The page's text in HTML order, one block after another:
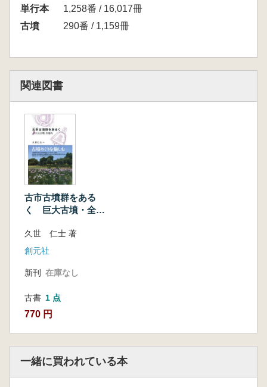
◆第1章 古市古墳群をあるく
1 古市古墳群とは
2 国府台地の主要古墳をめぐる
6 津堂城山古墳から黒姫山古墳へ
1 石川流域の前期古墳
2 玉手山古墳群
3 松岳山古墳群
4 玉手山古墳群・松岳山古墳群とヤマト王権
◆第3章 河内平野の開発と渡来人
1 古市古墳群周辺の遺跡
2 河内湖沿岸の遺跡
◆第4章 巨大古墳と陪塚
1 古市古墳群の陪塚
3 陪塚の成り立ちと変遷
4 陪塚は従者の墓か
◆第5章 陵墓公開運動と古市古墳群
1 陵墓古墳
2 陵墓限定公開がはじまる
3 陵墓古墳への立ち入りを要望
4 陵墓古墳の呼称をめぐって
5 残された課題
単行本
1,258番 / 16,017冊
古墳
290番 / 1,159冊
関連図書
古市古墳群をある
く 巨大古墳・全案
久世 仁士 著
創元社
新刊 在庫なし
古書 1 点
770 円
一緒に買われている本